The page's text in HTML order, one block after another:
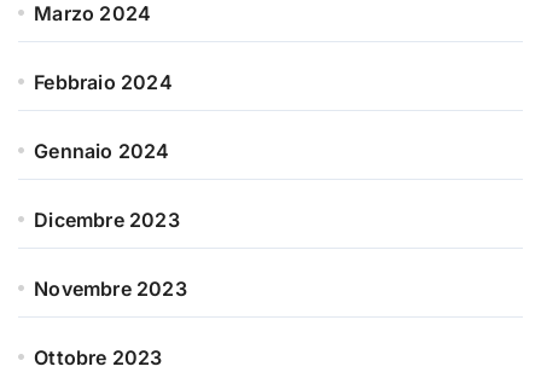
Marzo 2024
Febbraio 2024
Gennaio 2024
Dicembre 2023
Novembre 2023
Ottobre 2023